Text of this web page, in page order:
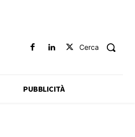
Cerca
PUBBLICITÀ